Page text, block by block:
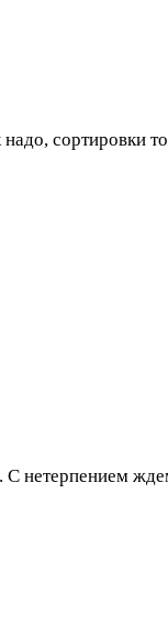
сортировки
нетерпением